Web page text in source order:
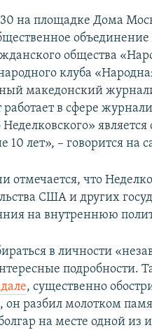
на площадке Дома
общества
клуба
македонский
работает в сфере
10 лет», – говорится на
отмечается, что
США и других
на внутреннюю
в личности
подробности.
, существенно
он разбил молотком
на месте одной из